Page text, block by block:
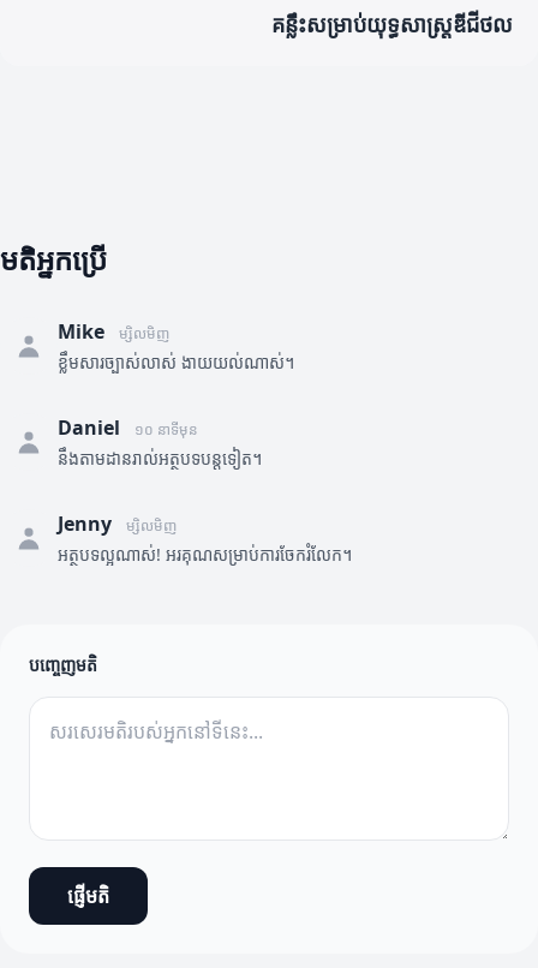
គន្លឹះសម្រាប់យុទ្ធសាស្ត្រឌីជីថល
មតិអ្នកប្រើ
Mike ម្សិលមិញ
ខ្លឹមសារច្បាស់លាស់ ងាយយល់ណាស់។
Daniel ១០ នាទីមុន
នឹងតាមដានរាល់អត្ថបទបន្តទៀត។
Jenny ម្សិលមិញ
អត្ថបទល្អណាស់! អរគុណសម្រាប់ការចែករំលែក។
បញ្ចេញមតិ
ផ្ញើមតិ